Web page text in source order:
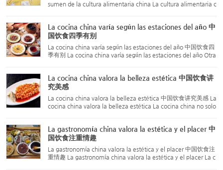
sumen de la cultura alimentaria china La cultura alimentaria c
La cocina china varía según las estaciones del año 中
国饮食四季有别
La cocina china varía según las estaciones del año 中国饮食四
季有别 La cocina china varía según las estaciones del año Otra
La cocina china valora la belleza estética 中国饮食讲
究美感
La cocina china valora la belleza estética 中国饮食讲究美感 La
cocina china valora la belleza estética La cocina china no solo
La gastronomía china valora la estética y el placer 中
国饮食注重情趣
La gastronomía china valora la estética y el placer 中国饮食注
重情趣 La gastronomía china valora la estética y el placer La c